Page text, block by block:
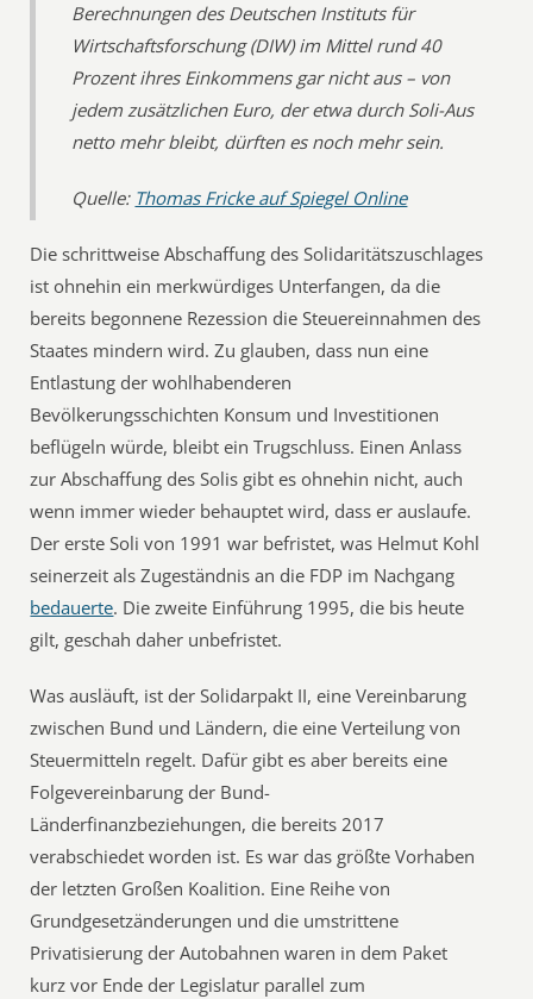
Berechnungen des Deutschen Instituts für
Wirtschaftsforschung (DIW) im Mittel rund 40
Prozent ihres Einkommens gar nicht aus – von
jedem zusätzlichen Euro, der etwa durch Soli-Aus
netto mehr bleibt, dürften es noch mehr sein.
Quelle: Thomas Fricke auf Spiegel Online
Die schrittweise Abschaffung des Solidaritätszuschlages
ist ohnehin ein merkwürdiges Unterfangen, da die
bereits begonnene Rezession die Steuereinnahmen des
Staates mindern wird. Zu glauben, dass nun eine
Entlastung der wohlhabenderen
Bevölkerungsschichten Konsum und Investitionen
beflügeln würde, bleibt ein Trugschluss. Einen Anlass
zur Abschaffung des Solis gibt es ohnehin nicht, auch
wenn immer wieder behauptet wird, dass er auslaufe.
Der erste Soli von 1991 war befristet, was Helmut Kohl
seinerzeit als Zugeständnis an die FDP im Nachgang
bedauerte. Die zweite Einführung 1995, die bis heute
gilt, geschah daher unbefristet.
Was ausläuft, ist der Solidarpakt II, eine Vereinbarung
zwischen Bund und Ländern, die eine Verteilung von
Steuermitteln regelt. Dafür gibt es aber bereits eine
Folgevereinbarung der Bund-
Länderfinanzbeziehungen, die bereits 2017
verabschiedet worden ist. Es war das größte Vorhaben
der letzten Großen Koalition. Eine Reihe von
Grundgesetzänderungen und die umstrittene
Privatisierung der Autobahnen waren in dem Paket
kurz vor Ende der Legislatur parallel zum